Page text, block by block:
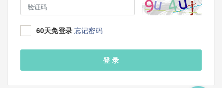
60天免登录 忘记密码
登 录